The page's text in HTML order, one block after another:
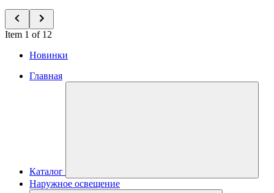
Item 1 of 12
Новинки
Главная
Каталог
Наружное освещение